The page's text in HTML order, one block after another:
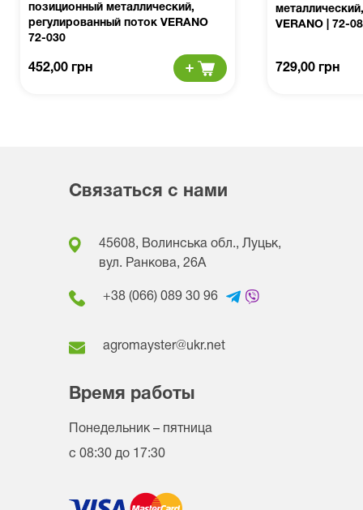
позиционный металлический,
регулированный поток VERANO
72-030
452,00 грн
VERANO | 72-
729,00 грн
Связаться с нами
45608, Волинська обл., Луцьк,
вул. Ранкова, 26A
+38 (066) 089 30 96
agromayster@ukr.net
Время работы
Понедельник – пятница
с 08:30 до 17:30